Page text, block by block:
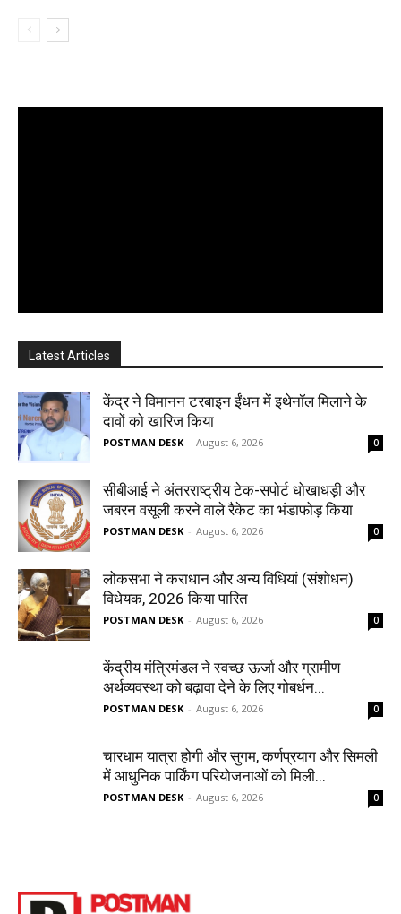
Latest Articles
केंद्र ने विमानन टरबाइन ईंधन में इथेनॉल मिलाने के
दावों को खारिज किया
POSTMAN DESK - August 6, 2026 0
सीबीआई ने अंतरराष्ट्रीय टेक-सपोर्ट धोखाधड़ी और
जबरन वसूली करने वाले रैकेट का भंडाफोड़ किया
POSTMAN DESK - August 6, 2026 0
लोकसभा ने कराधान और अन्य विधियां (संशोधन)
विधेयक, 2026 किया पारित
POSTMAN DESK - August 6, 2026 0
केंद्रीय मंत्रिमंडल ने स्वच्छ ऊर्जा और ग्रामीण
अर्थव्यवस्था को बढ़ावा देने के लिए गोबर्धन...
POSTMAN DESK - August 6, 2026 0
चारधाम यात्रा होगी और सुगम, कर्णप्रयाग और सिमली
में आधुनिक पार्किंग परियोजनाओं को मिली...
POSTMAN DESK - August 6, 2026 0